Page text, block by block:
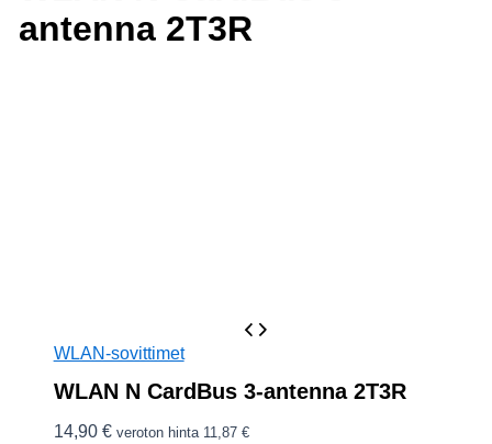
antenna 2T3R
WLAN-sovittimet
WLAN N CardBus 3-antenna 2T3R
14,90 € veroton hinta 11,87 €